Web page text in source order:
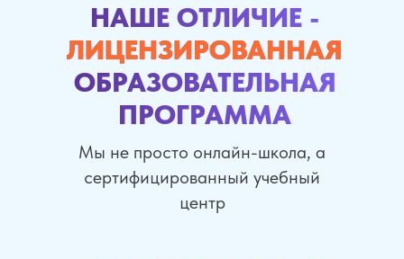
Мы не просто онлайн-школа, а
сертифицированный учебный
центр
НАШЕ ОТЛИЧИЕ -
ЛИЦЕНЗИРОВАННАЯ
ОБРАЗОВАТЕЛЬНАЯ
ПРОГРАММА